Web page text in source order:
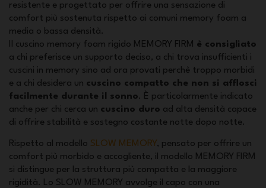
resistente e progettato per offrire una sensazione di
comfort più sostenuta rispetto ai comuni memory foam a
media o bassa densità.
Il cuscino memory foam rigido MEMORY FIRM è consigliato
a chi preferisce un supporto deciso, a chi trova insufficienti i
cuscini in memory sino ad ora provati perchè troppo morbidi
e a chi desidera un cuscino compatto che non si afflosci
facilmente durante il sonno. È particolarmente indicato
anche per chi cerca un cuscino duro ad alta densità capace
di offrire stabilità e sostegno costante notte dopo notte.
Rispetto al modello SLOW MEMORY, pensato per offrire un
comfort più morbido e accogliente, il modello MEMORY FIRM
si distingue per la struttura più compatta e la maggiore
rigidità. Lo SLOW MEMORY avvolge il capo con una